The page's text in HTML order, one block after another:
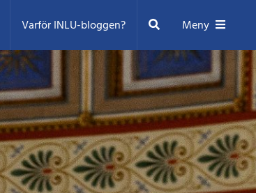
Varför INLU-bloggen? Sök Meny